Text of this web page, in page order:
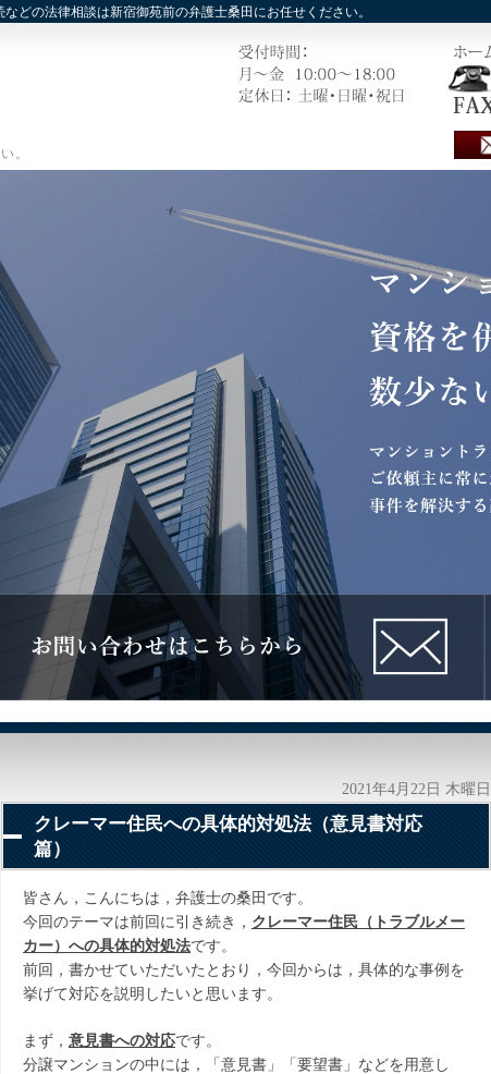
どの法律相談は新宿御苑前の弁護士桑田にお任せください。
。
2021年4月22日 木曜日
クレーマー住民への具体的対処法（意見書対応
篇）
皆さん，こんにちは，弁護士の桑田です。
今回のテーマは前回に引き続き， クレーマー住民（トラブルメー
カー）への具体的対処法です。
前回，書かせていただいたとおり，今回からは，具体的な事例を
挙げて対応を説明したいと思います。
まず， 意見書への対応です。
分譲マンションの中には，「意見書」「要望書」などを用意し